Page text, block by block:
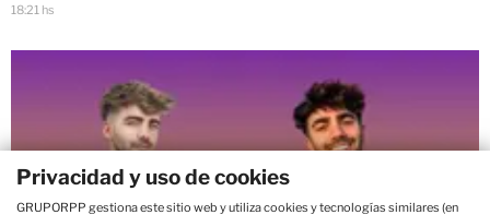
18:21 hs
Privacidad y uso de cookies
GRUPORPP gestiona este sitio web y utiliza cookies y tecnologías similares (en